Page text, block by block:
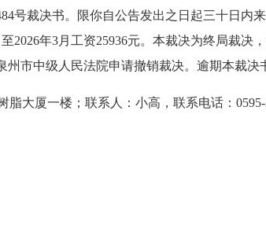
号裁决书。限你自公告发出之日起三十日内
2026年3月工资25936元。 本裁决为终局裁决
市中级人民法院申请撤销裁决。逾期本裁决
脂大厦一楼 ；联系人：小高，联系电话：